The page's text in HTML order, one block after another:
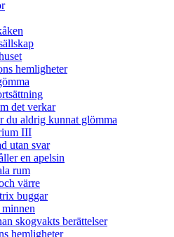
hemligheter
det verkar
du aldrig kunnat glömma
III
utan svar
en apelsin
rum
värre
buggar
skogvakts berättelser
hemligheter